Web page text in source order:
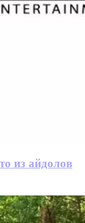
из айдолов